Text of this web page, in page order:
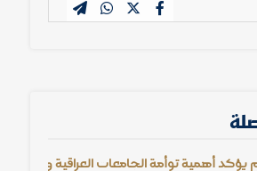
أهمية توأمة الجامعات العراقية والإيرانية